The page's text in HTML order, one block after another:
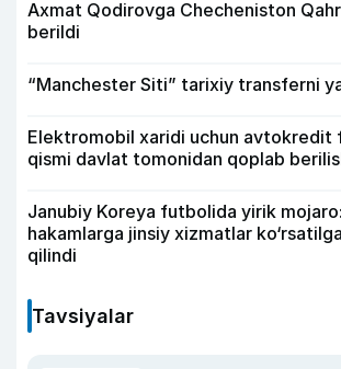
Axmat Qodirovga Checheniston
berildi
“Manchester Siti” tarixiy transferni
Elektromobil xaridi uchun avtokredit
qismi davlat tomonidan qoplab
Janubiy Koreya futbolida yirik
hakamlarga jinsiy xizmatlar
qilindi
Tavsiyalar